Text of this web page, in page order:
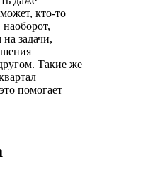
кто-то
задачи,
Такие же
помогает